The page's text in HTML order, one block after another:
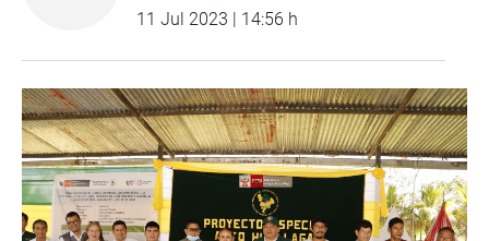
11 Jul 2023 | 14:56 h